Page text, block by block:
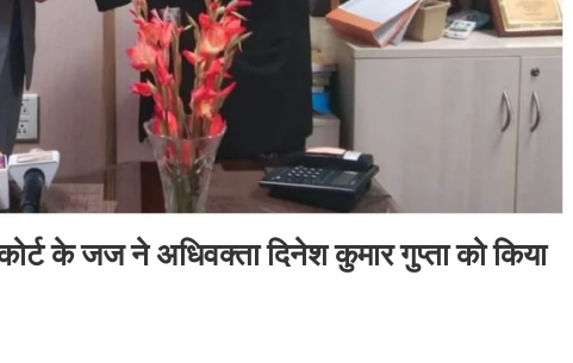
के जज ने अधिवक्ता दिनेश कुमार गुप्ता को किया